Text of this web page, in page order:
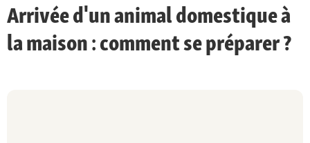
Arrivée d'un animal domestique à
la maison : comment se préparer ?